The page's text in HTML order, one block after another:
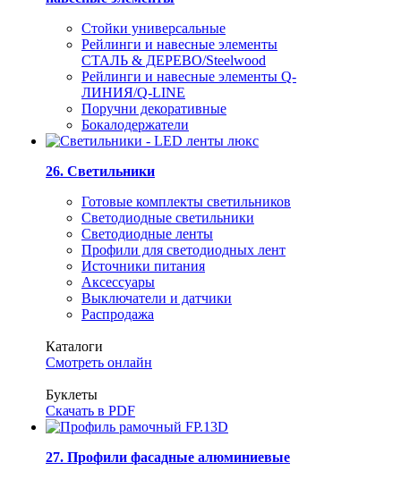
Стойки универсальные
Рейлинги и навесные элементы
СТАЛЬ & ДЕРЕВО/Steelwood
Рейлинги и навесные элементы Q-
ЛИНИЯ/Q-LINE
Поручни декоративные
Бокалодержатели
26. Светильники
Готовые комплекты светильников
Светодиодные светильники
Светодиодные ленты
Профили для светодиодных лент
Источники питания
Аксессуары
Выключатели и датчики
Распродажа
Каталоги
Смотреть онлайн
Буклеты
Скачать в PDF
27. Профили фасадные алюминиевые